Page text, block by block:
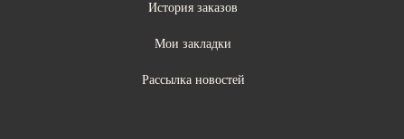
История заказов
Мои закладки
Рассылка новостей